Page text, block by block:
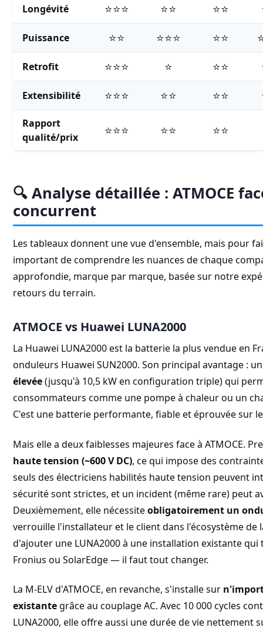
Longévité ⭐⭐⭐ ⭐⭐ ⭐⭐
Puissance ⭐⭐ ⭐⭐⭐ ⭐⭐
Retrofit ⭐⭐⭐ ⭐ ⭐⭐
Extensibilité ⭐⭐⭐ ⭐⭐ ⭐⭐
Rapport
qualité/prix
⭐⭐⭐ ⭐⭐ ⭐⭐
🔍 Analyse détaillée : ATMOCE
concurrent
Les tableaux donnent une vue d'ensemble, mais pour
important de comprendre les nuances de chaque
approfondie, marque par marque, basée sur notre
retours du terrain.
ATMOCE vs Huawei LUNA2000
La Huawei LUNA2000 est la batterie la plus vendue en
onduleurs Huawei SUN2000. Son principal avantage :
élevée(jusqu'à 10,5 kW en configuration triple) qui
consommateurs comme une pompe à chaleur ou un
C'est une batterie performante, fiable et éprouvée sur
Mais elle a deux faiblesses majeures face à ATMOCE.
haute tension (~600 V DC), ce qui impose des
seuls des électriciens habilités haute tension peuvent
sécurité sont strictes, et un incident (même rare) peut
Deuxièmement, elle nécessiteobligatoirement un
verrouille l'installateur et le client dans l'écosystème de
d'ajouter une LUNA2000 à une installation existante
Fronius ou SolarEdge — il faut tout changer.
La M-ELV d'ATMOCE, en revanche, s'installe sur
existante grâce au couplage AC. Avec 10 000 cycles
LUNA2000, elle offre aussi une durée de vie nettement